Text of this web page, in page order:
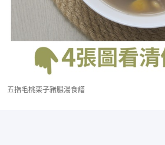
五指毛桃栗子豬𦟌湯食譜